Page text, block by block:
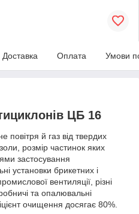
Доставка Оплата Умови
ЦБ 16
й газ від твердих
розмір частинок яких
застосування
установки брикетних і
вентиляції, різні
та опалювальні
очищення досягає 80%.